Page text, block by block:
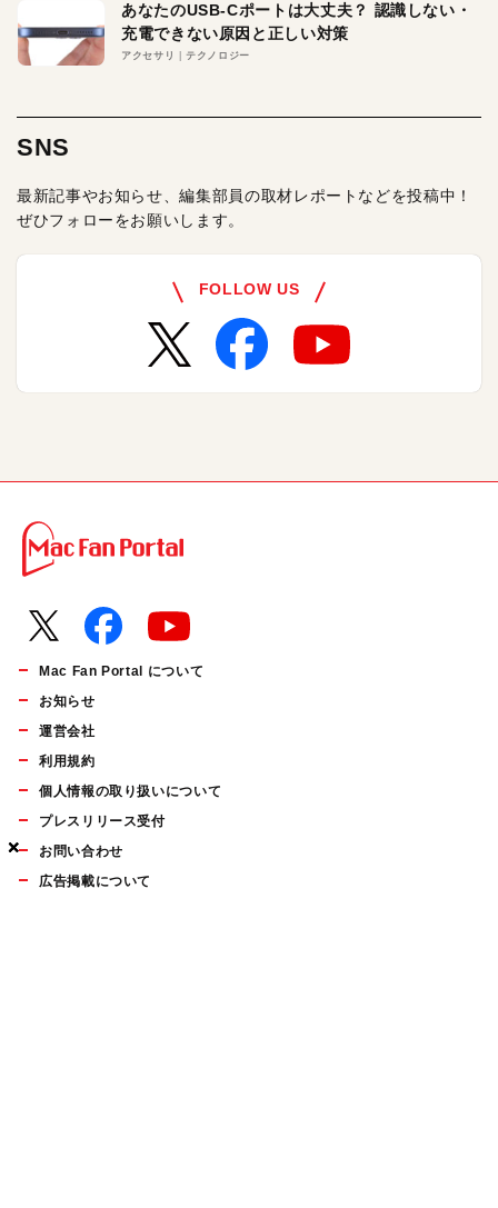
×
×
×
あなたのUSB-Cポートは大丈夫？ 認識しない・
充電できない原因と正しい対策
アクセサリ テクノロジー
SNS
最新記事やお知らせ、編集部員の取材レポートなどを投稿中！
ぜひフォローをお願いします。
FOLLOW US
Mac Fan Portal について
お知らせ
運営会社
利用規約
個人情報の取り扱いについて
プレスリリース受付
お問い合わせ
広告掲載について